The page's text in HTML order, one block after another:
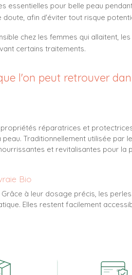
essentielles pour belle peau
afin d'éviter tout risque
chez les femmes qui allaitent, les
certains traitements.
l'on peut retrouver
réparatrices et
Traditionnellement utilisée par
et revitalisantes pour la
Bio
à leur dosage précis, les perles
Elles restent facilement